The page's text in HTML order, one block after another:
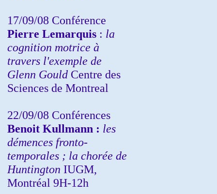
17/09/08 Conférence
Pierre Lemarquis : la
cognition motrice à
travers l'exemple de
Glenn Gould Centre des
Sciences de Montreal
22/09/08 Conférences
Benoit Kullmann : les
démences fronto-
temporales ; la chorée de
Huntington IUGM,
Montréal 9H-12h